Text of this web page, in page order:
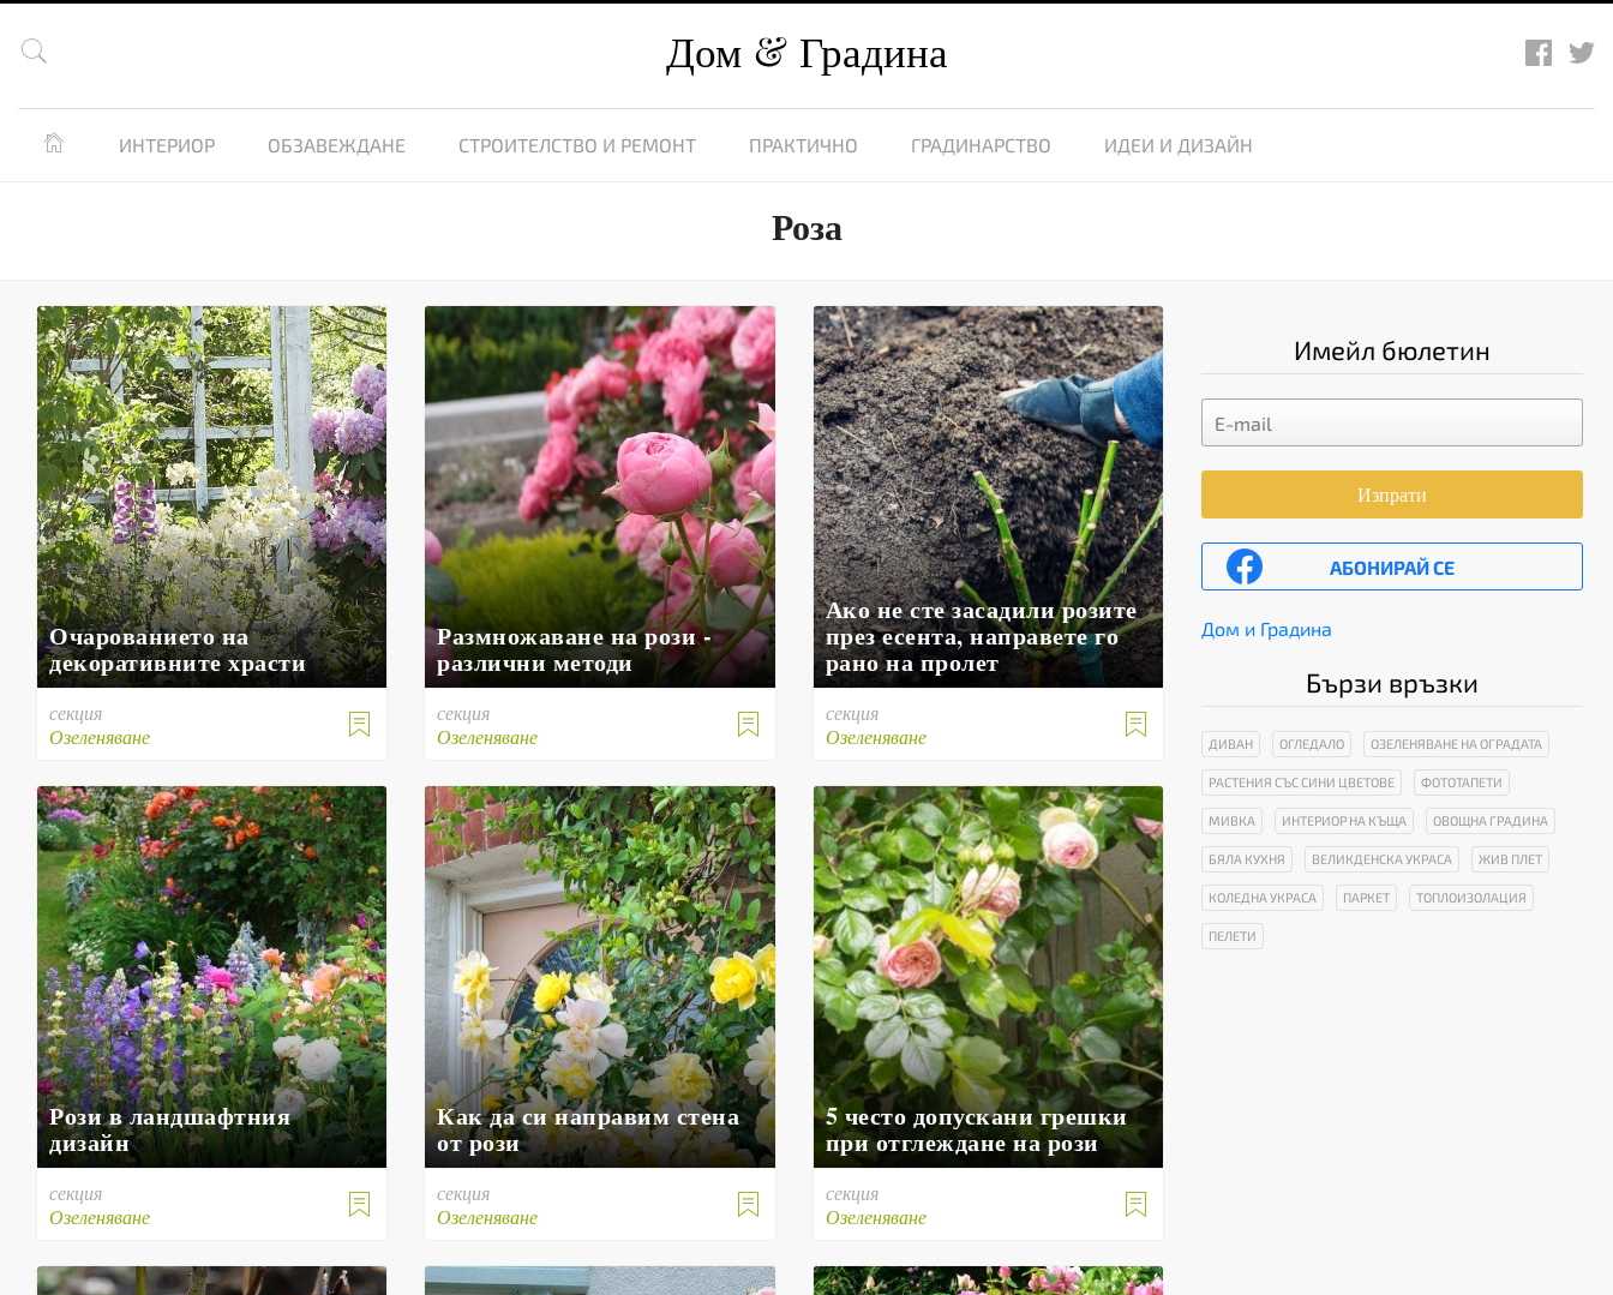
 Дом Градина
 ИНТЕРИОР ОБЗАВЕЖДАНЕ СТРОИТЕЛСТВО И РЕМОНТ ПРАКТИЧНО ГРАДИНАРСТВО ИДЕИ И ДИЗАЙН
Роза
Очарованието на
декоративните храсти

секция
Озеленяване
Размножаване на рози -
различни методи

секция
Озеленяване
Ако не сте засадили розите
през есента, направете го
рано на пролет

секция
Озеленяване
Рози в ландшафтния
дизайн

секция
Озеленяване
Как да си направим стена
от рози

секция
Озеленяване
5 често допускани грешки
при отглеждане на рози

секция
Озеленяване
Имейл бюлетин
Изпрати
АБОНИРАЙ СЕ
Дом и Градина
Бързи връзки
ДИВАН ОГЛЕДАЛО ОЗЕЛЕНЯВАНЕ НА ОГРАДАТА
РАСТЕНИЯ СЪС СИНИ ЦВЕТОВЕ ФОТОТАПЕТИ
МИВКА ИНТЕРИОР НА КЪЩА ОВОЩНА ГРАДИНА
БЯЛА КУХНЯ ВЕЛИКДЕНСКА УКРАСА ЖИВ ПЛЕТ
КОЛЕДНА УКРАСА ПАРКЕТ ТОПЛОИЗОЛАЦИЯ
ПЕЛЕТИ